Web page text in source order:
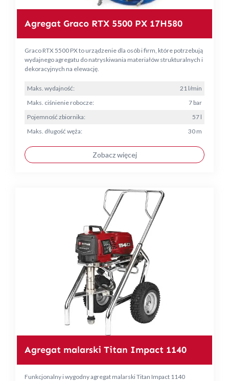
Agregat Graco RTX 5500 PX 17H580
Graco RTX 5500 PX to urządzenie dla osób i firm, które potrzebują
wydajnego agregatu do natryskiwania materiałów strukturalnych i
dekoracyjnych na elewację.
Maks. wydajność:
21 l/min
Maks. ciśnienie robocze:
7 bar
Pojemność zbiornika:
57 l
Maks. długość węża:
30 m
Zobacz więcej
Agregat malarski Titan Impact 1140
Funkcjonalny i wygodny agregat malarski Titan Impact 1140